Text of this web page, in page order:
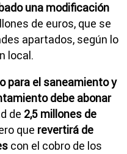
una modificación
de euros, que se
apartados, según lo
local.
para el saneamiento y
debe abonar
de 2,5 millones de
que revertirá de
con el cobro de los